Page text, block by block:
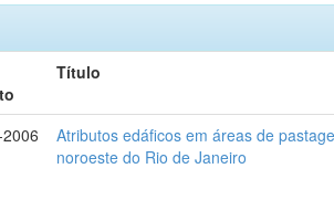
Título
Atributos edáficos em áreas de
noroeste do Rio de Janeiro